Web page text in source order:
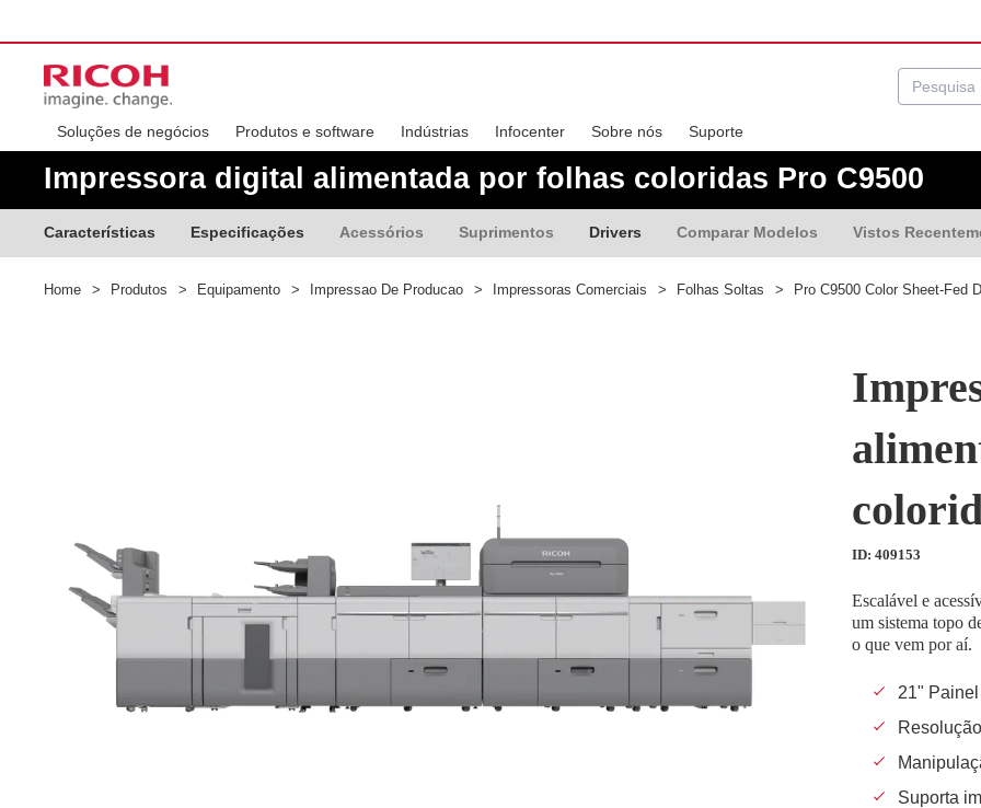
Soluções de negócios Produtos e software Indústrias Infocenter Sobre nós Suporte
Impressora digital alimentada por folhas coloridas Pro C9500
Características Especificações Acessórios Suprimentos Drivers Comparar Modelos Vistos
Home > Produtos > Equipamento > Impressao De Producao > Impressoras Comerciais > Folhas Soltas > Pro C9500 Color Sheet-Fed
ID: 409153
Escalável e
um sistema topo
o que vem por aí.
21"
Suporta